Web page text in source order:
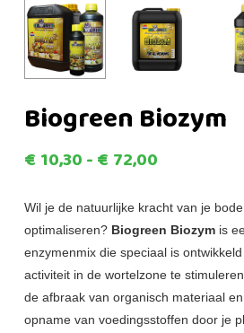
Biogreen Biozym
€ 10,30-€ 72,00Prijsklasse:
tot
€72,00
Wil je de natuurlijke kracht van je
optimaliseren? Biogreen Biozymis
enzymenmix die speciaal is
activiteit in de wortelzone te
de afbraak van organisch materiaal
opname van voedingsstoffen door je